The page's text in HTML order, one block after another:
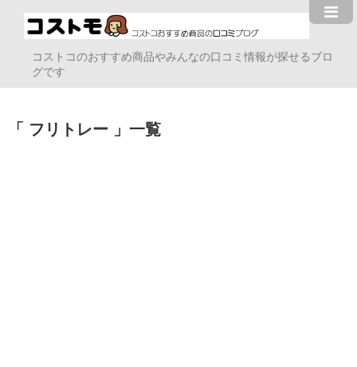
コストコのおすすめ商品やみんなの口コミ情報が探せるブロ
グです
フリトレー 一覧